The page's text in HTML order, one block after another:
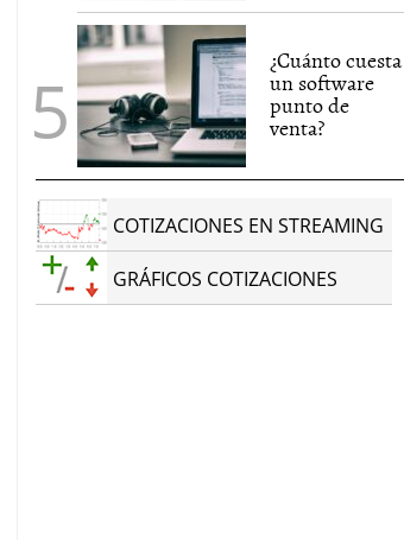
¿Cuánto cuesta
un software
punto de
venta?
COTIZACIONES EN STREAMING
GRÁFICOS COTIZACIONES